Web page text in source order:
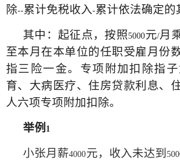
除--累计免税收入-累计依法确定的
其中：起征点，按照5000元/月
至本月在本单位的任职受雇月份
指三险一金。专项附加扣除指
育、大病医疗、住房贷款利息、
人六项专项附加扣除。
举例 1
小张月薪4000元，收入未达到